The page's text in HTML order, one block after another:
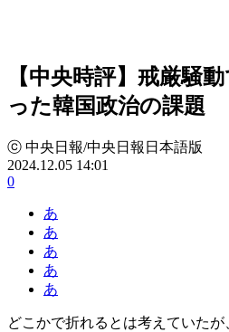
【中央時評】戒厳騒
った韓国政治の課題
ⓒ 中央日報/中央日報日本語版
2024.12.05 14:01
0
あ
あ
あ
あ
あ
どこかで折れるとは考えていた